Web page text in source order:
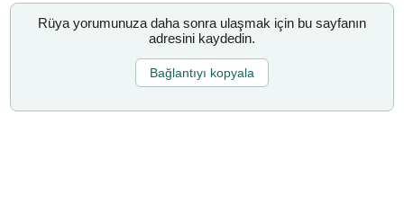
Rüya yorumunuza daha sonra ulaşmak için bu sayfanın
adresini kaydedin.
Bağlantıyı kopyala